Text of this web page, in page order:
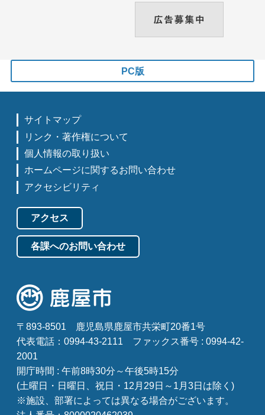
PC版
サイトマップ
リンク・著作権について
個人情報の取り扱い
ホームページに関するお問い合わせ
アクセシビリティ
アクセス
各課へのお問い合わせ
〒893-8501
鹿児島県鹿屋市共栄町20番1号
代表電話：0994-43-2111
ファックス番号 : 0994-42-
2001
開庁時間 : 午前8時30分～午後5時15分
(土曜日・日曜日、祝日・12月29日～1月3日は除く)
※施設、部署によっては異なる場合がございます。